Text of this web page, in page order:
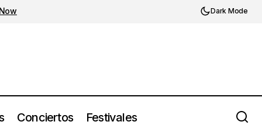
Dark Mode
Conciertos Festivales